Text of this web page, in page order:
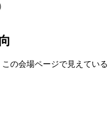
の会場ページで見えている